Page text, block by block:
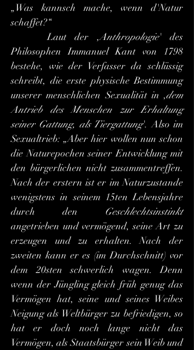
„Was kannsch mache, wenn d'Natur
schaffet?“
Laut der ,Anthropologie'
des
Philosophen Immanuel Kant von 1798
bestehe, wie der Verfasser da schlüssig
schreibt, die erste physische Bestimmung
unserer menschlichen Sexualität in ,dem
Antrieb des Menschen zur Erhaltung
seiner Gattung, als Tiergattung'. Also im
Sexualtrieb: „Aber hier wollen nun schon
die Naturepochen seiner Entwicklung mit
den bürgerlichen nicht zusammentreffen.
Nach der erstern ist er im Naturzustande
wenigstens in seinem 15ten Lebensjahre
durch den
Geschlechtsinstinkt
angetrieben und vermögend, seine Art zu
erzeugen und zu erhalten. Nach der
zweiten kann er es (im Durchschnitt) vor
dem 20sten schwerlich wagen. Denn
wenn der Jüngling gleich früh genug das
Vermögen hat, seine und seines Weibes
Neigung als Weltbürger zu befriedigen, so
hat er doch noch lange nicht das
Vermögen, als Staatsbürger sein Weib und